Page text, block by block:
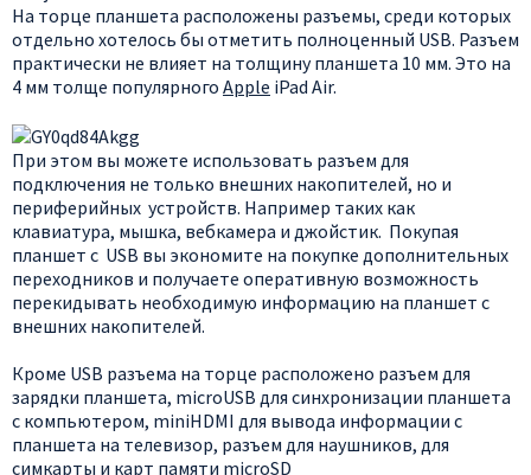
На торце планшета расположены разъемы, среди которых
отдельно хотелось бы отметить полноценный USB. Разъем
практически не влияет на толщину планшета 10 мм. Это на
4 мм толще популярного Apple iPad Air.
При этом вы можете использовать разъем для
подключения не только внешних накопителей, но и
периферийных устройств. Например таких как
клавиатура, мышка, вебкамера и джойстик. Покупая
планшет с USB вы экономите на покупке дополнительных
переходников и получаете оперативную возможность
перекидывать необходимую информацию на планшет с
внешних накопителей.
Кроме USB разъема на торце расположено разъем для
зарядки планшета, microUSB для синхронизации планшета
с компьютером, miniHDMI для вывода информации с
планшета на телевизор, разъем для наушников, для
симкарты и карт памяти microSD